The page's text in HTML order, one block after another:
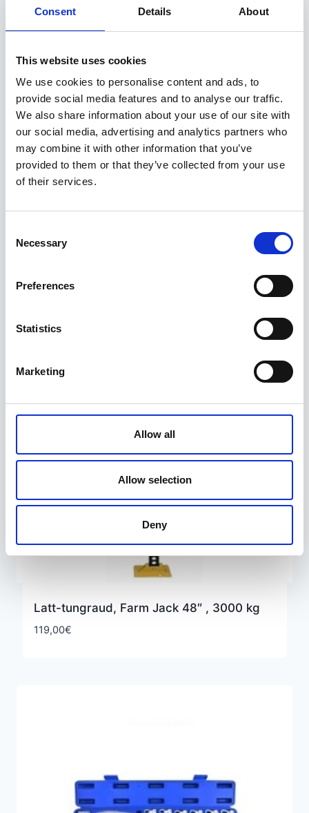
Consent Details About
This website uses cookies
We use cookies to personalise content and ads, to
provide social media features and to analyse our traffic.
We also share information about your use of our site with
our social media, advertising and analytics partners who
may combine it with other information that you’ve
provided to them or that they’ve collected from your use
of their services.
Selection
Necessary
Preferences
Statistics
Marketing
Allow all
Allow selection
Deny
Pressplaat välimise Ø 86mm tiislile nr 2,
paksus 12mm
1, paksus 12mm
Veotiisl, Ø 22, pikkus 265 mm, mutrivõti
suurus 32 mm
Seib
Varruka Ø 40mm, pikkus 36mm
Laager
Spindli mutter 32mm
Seotud tooted
Latt-tungraud, Farm Jack 48″ , 3000 kg
119,00€